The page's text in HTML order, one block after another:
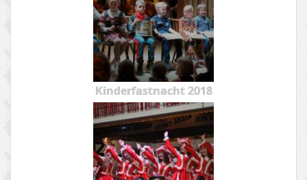
Kinderfastnacht 2018